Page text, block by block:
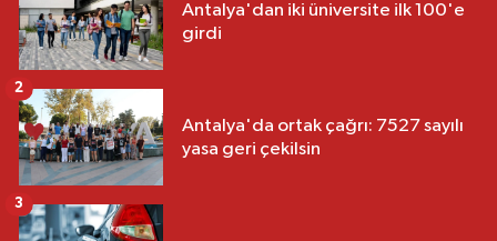
Antalya'dan iki üniversite ilk 100'e
girdi
Antalya'da ortak çağrı: 7527 sayılı
yasa geri çekilsin
2
3